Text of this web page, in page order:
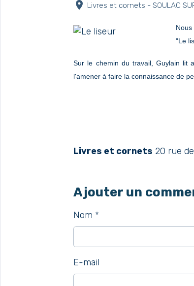
Livres et cornets - SOULAC
"Le
Sur le chemin du travail, Guylain lit
l'amener à faire la connaissance de
Livres et cornets 20 rue
Ajouter un
Nom
E-mail